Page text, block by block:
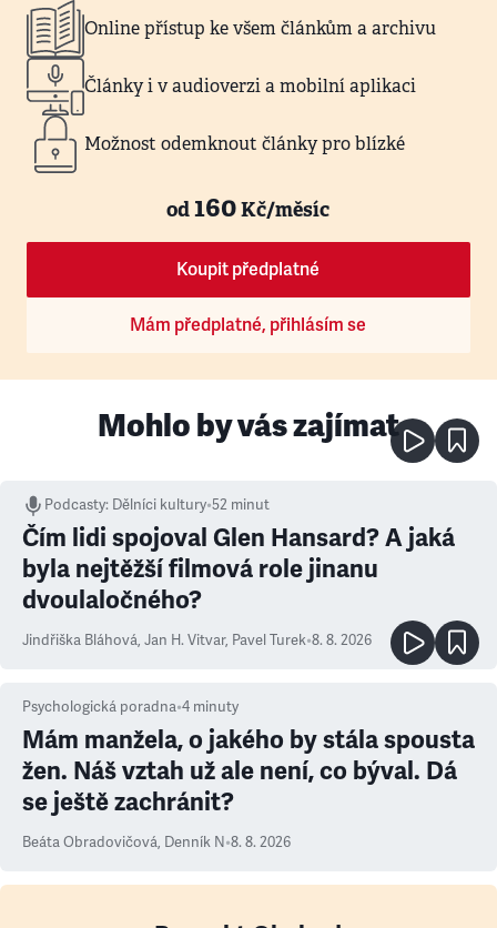
Online přístup ke všem článkům a archivu
Články i v audioverzi a mobilní aplikaci
Možnost odemknout články pro blízké
od160Kč/měsíc
Koupit předplatné
Mám předplatné, přihlásím se
Mohlo by vás zajímat
Podcasty: Dělníci kultury•52 minut
Čím lidi spojoval Glen Hansard? A jaká
byla nejtěžší filmová role jinanu
dvoulaločného?
Jindřiška Bláhová, Jan H. Vitvar, Pavel Turek•8. 8. 2026
Psychologická poradna•4 minuty
Mám manžela, o jakého by stála spousta
žen. Náš vztah už ale není, co býval. Dá
se ještě zachránit?
Beáta Obradovičová, Denník N•8. 8. 2026